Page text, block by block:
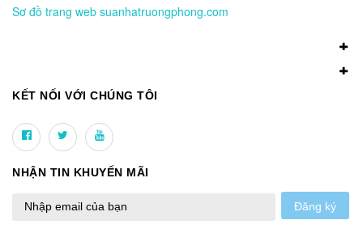
Sơ đồ trang web suanhatruongphong.com
KẾT NỐI VỚI CHÚNG TÔI
NHẬN TIN KHUYẾN MÃI
Đăng ký